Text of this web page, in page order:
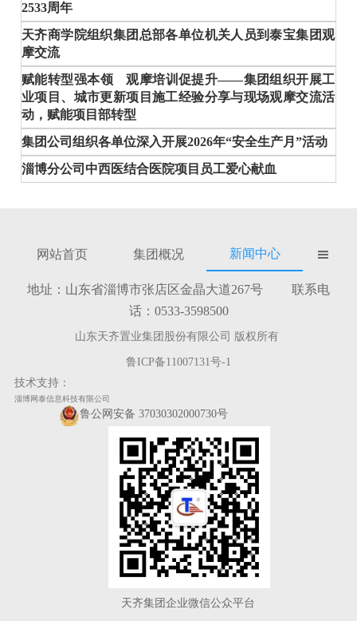
2533周年
天齐商学院组织集团总部各单位机关人员到泰宝集团观
摩交流
赋能转型强本领 观摩培训促提升——集团组织开展工
业项目、城市更新项目施工经验分享与现场观摩交流活
动，赋能项目部转型
集团公司组织各单位深入开展2026年“安全生产月”活动
淄博分公司中西医结合医院项目员工爱心献血
网站首页 集团概况 新闻中心 
地址：山东省淄博市张店区金晶大道267号 联系电
话：0533-3598500
山东天齐置业集团股份有限公司 版权所有
鲁ICP备11007131号-1
技术支持：
淄博网泰信息科技有限公司
鲁公网安备 37030302000730号
天齐集团企业微信公众平台